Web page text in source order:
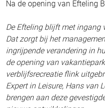
Na de opening van Efteling
De Efteling blijft met ingang
Dat zorgt bij het
ingrijpende verandering in
de opening van
verblijfsrecreatie flink
Expert in Leisure, Hans van
brengen aan deze